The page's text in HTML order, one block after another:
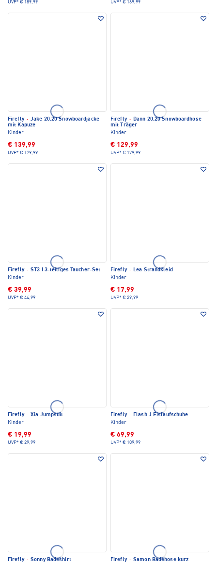
UVP* € 189,99 UVP* € 169,99
Firefly · Jake 20.20 Snowboardjacke
mit Kapuze
Kinder
€ 139,99
UVP* € 179,99
Firefly · Dann 20.20 Snowboardhose
mit Träger
Kinder
€ 129,99
UVP* € 179,99
Firefly · ST3 I 3-teiliges Taucher-Set
Kinder
€ 39,99
UVP* € 44,99
Firefly · Lea Strandkleid
Kinder
€ 17,99
UVP* € 29,99
Firefly · Xia Jumpsuit
Kinder
€ 19,99
UVP* € 29,99
Firefly · Flash J Eislaufschuhe
Kinder
€ 69,99
UVP* € 109,99
Firefly · Sonny Badeshirt
Firefly · Samon Badehose kurz